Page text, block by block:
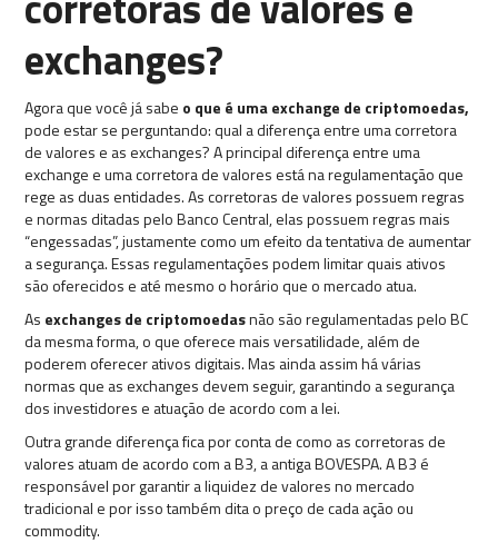
exchanges?
Agora que você já sabe o que é uma exchange de criptomoedas,
pode estar se perguntando: qual a diferença entre uma corretora
de valores e as exchanges? A principal diferença entre uma
exchange e uma corretora de valores está na regulamentação que
rege as duas entidades. As corretoras de valores possuem regras
e normas ditadas pelo Banco Central, elas possuem regras mais
“engessadas”, justamente como um efeito da tentativa de aumentar
a segurança. Essas regulamentações podem limitar quais ativos
são oferecidos e até mesmo o horário que o mercado atua.
As exchanges de criptomoedasnão são regulamentadas pelo BC
da mesma forma, o que oferece mais versatilidade, além de
poderem oferecer ativos digitais. Mas ainda assim há várias
normas que as exchanges devem seguir, garantindo a segurança
dos investidores e atuação de acordo com a lei.
Outra grande diferença fica por conta de como as corretoras de
valores atuam de acordo com a B3, a antiga BOVESPA. A B3 é
responsável por garantir a liquidez de valores no mercado
tradicional e por isso também dita o preço de cada ação ou
commodity.